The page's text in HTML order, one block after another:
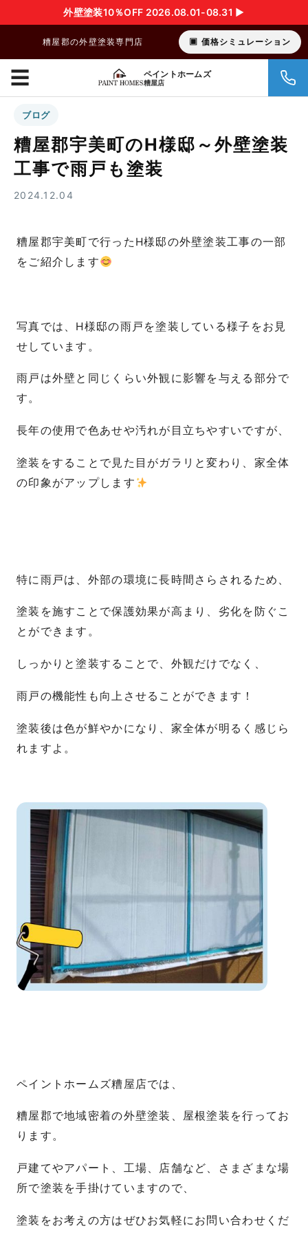
外壁塗装10％OFF 2026.08.01-08.31 ▶︎
糟屋郡の外壁塗装専門店 価格シミュレーション
ペイントホームズ
糟屋店
☰
ブログ
糟屋郡宇美町のH様邸～外壁塗装
工事で雨戸も塗装
2024.12.04
糟屋郡宇美町で行ったH様邸の外壁塗装工事の一部
をご紹介します
写真では、H様邸の雨戸を塗装している様子をお見
せしています。
雨戸は外壁と同じくらい外観に影響を与える部分で
す。
長年の使用で色あせや汚れが目立ちやすいですが、
塗装をすることで見た目がガラリと変わり、家全体
の印象がアップします
特に雨戸は、外部の環境に長時間さらされるため、
塗装を施すことで保護効果が高まり、劣化を防ぐこ
とができます。
しっかりと塗装することで、外観だけでなく、
雨戸の機能性も向上させることができます！
塗装後は色が鮮やかになり、家全体が明るく感じら
れますよ。
ペイントホームズ糟屋店では、
糟屋郡で地域密着の外壁塗装、屋根塗装を行ってお
ります。
戸建てやアパート、工場、店舗など、さまざまな場
所で塗装を手掛けていますので、
塗装をお考えの方はぜひお気軽にお問い合わせくだ